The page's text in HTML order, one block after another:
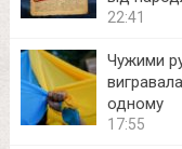
22:41
Чужими
одному
17:55